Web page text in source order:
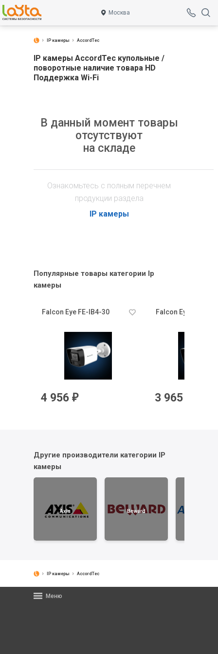
Москва
IP камеры AccordTec
IP камеры AccordTec купольные /
поворотные наличие товара HD
Поддержка Wi-Fi
В данный момент товары
отсутствуют
на складе
Ознакомьтесь с полным перечнем
продукции раздела
IP камеры
Популярные товары категории Ip
камеры
Falcon Eye FE-IB4-30
4 956 ₽
Falcon Eye FE-IB2-
3 965
Другие производители категории IP
камеры
Axis Beward
IP камеры AccordTec
Меню